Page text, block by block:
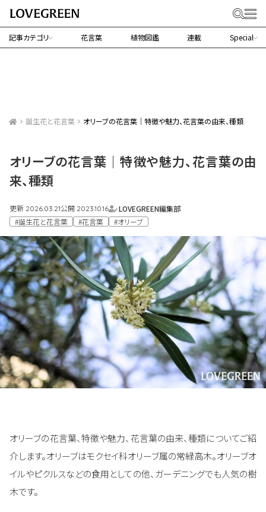
記事カテゴリ 花言葉 植物図鑑 連載 Special
誕生花と花言葉 オリーブの花言葉｜特徴や魅力、花言葉の由来、種類
オリーブの花言葉｜特徴や魅力、花言葉の由
来、種類
更新 2026.03.21公開 2023.10.16
LOVEGREEN編集部
#誕生花と花言葉
#花言葉 #オリーブ
オリーブの花言葉、特徴や魅力、花言葉の由来、種類についてご紹
介します。オリーブはモクセイ科オリーブ属の常緑高木。オリーブオ
イルやピクルスなどの食用としての他、ガーデニングでも人気の樹
木です。